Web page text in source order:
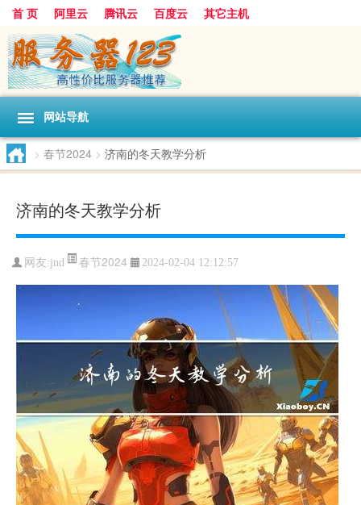
首 页 阿里云 腾讯云 百度云 其它主机
网站导航
> 春节2024 > 济南的冬天教学分析
济南的冬天教学分析
网友:jnd 春节2024 2024-02-04 12:12:57